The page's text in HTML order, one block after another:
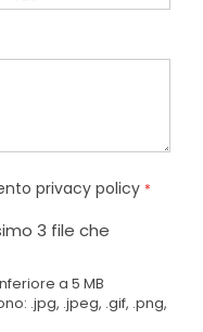
privacy policy
3 file che
a 5 MB
.jpg, .jpeg, .gif, .png,